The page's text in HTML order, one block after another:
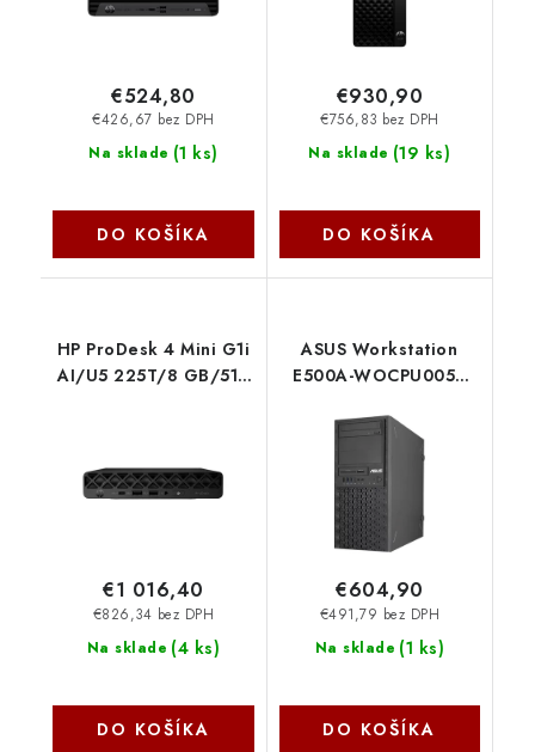
Na sklade (1 ks)
€426,67 bez DPH
€524,80
DO KOŠÍKA
Na sklade (19 ks)
€756,83 bez DPH
€930,90
DO KOŠÍKA
HP ProDesk 4 Mini G1i
AI/U5 225T/8 GB/512
Na sklade (4 ks)
€826,34 bez DPH
€1 016,40
DO KOŠÍKA
ASUS Workstation
E500A-WOCPU005Z
Asus
Na sklade (1 ks)
€491,79 bez DPH
€604,90
DO KOŠÍKA